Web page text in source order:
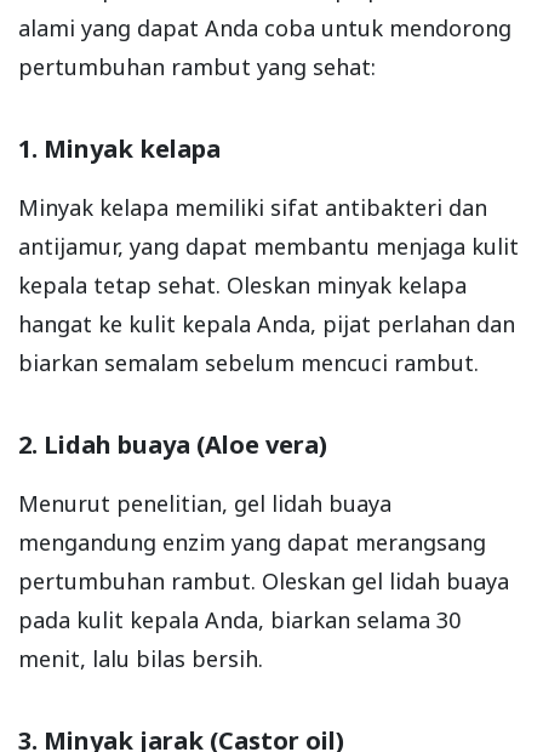
alami yang dapat Anda coba untuk mendorong
pertumbuhan rambut yang sehat:
1. Minyak kelapa
Minyak kelapa memiliki sifat antibakteri dan
antijamur, yang dapat membantu menjaga kulit
kepala tetap sehat. Oleskan minyak kelapa
hangat ke kulit kepala Anda, pijat perlahan dan
biarkan semalam sebelum mencuci rambut.
2. Lidah buaya (Aloe vera)
Menurut penelitian, gel lidah buaya
mengandung enzim yang dapat merangsang
pertumbuhan rambut. Oleskan gel lidah buaya
pada kulit kepala Anda, biarkan selama 30
menit, lalu bilas bersih.
3. Minyak jarak (Castor oil)